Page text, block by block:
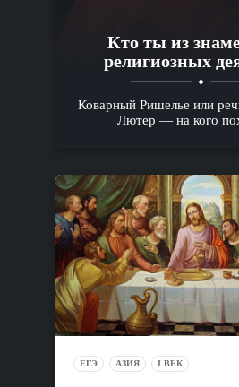
Кто ты из
религиозных
Коварный Ришелье или
Лютер — на кого
ЕГЭ АЗИЯ I ВЕК